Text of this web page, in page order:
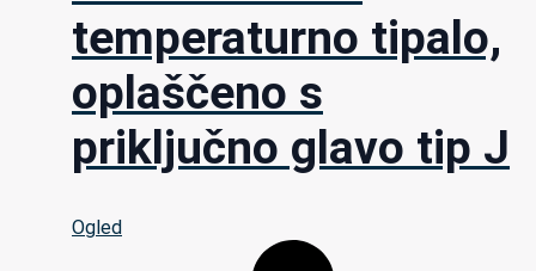
temperaturno tipalo,
oplaščeno s
priključno glavo tip J
Ogled